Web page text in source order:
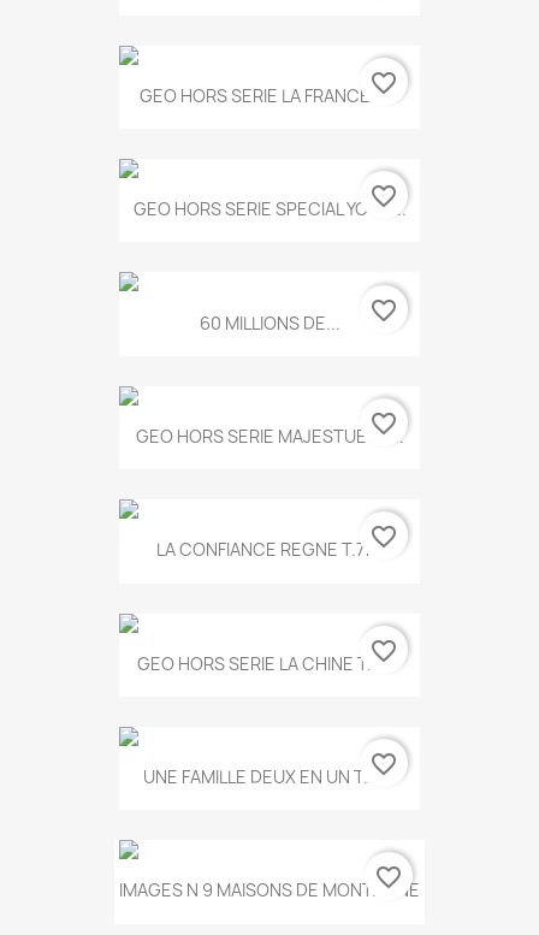
GEO HORS SERIE LA FRANCE A...
favorite_border
GEO HORS SERIE SPECIAL YOGA...
favorite_border
60 MILLIONS DE... favorite_border
GEO HORS SERIE MAJESTUEUX...
favorite_border
LA CONFIANCE REGNE T.778favorite_border
GEO HORS SERIE LA CHINE T.497
favorite_border
UNE FAMILLE DEUX EN UN T.675
favorite_border
IMAGES N 9 MAISONS DE MONTAGNE
favorite_border